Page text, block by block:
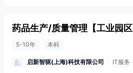
药品生产/质量管理 【工业园区
5-10年 本科
启新智驱(上海)科技有限公司 IT服务